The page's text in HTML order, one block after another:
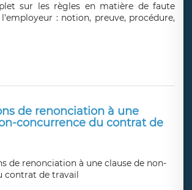
sur les règles en matière de faute
l'employeur : notion, preuve, procédure,
de renonciation à une
concurrence du contrat de